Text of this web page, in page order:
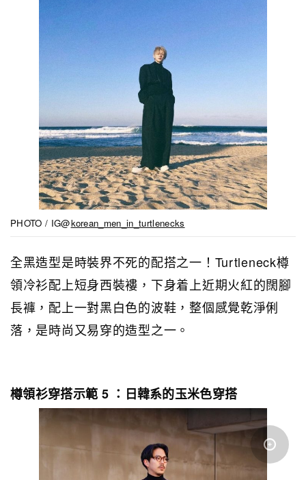
PHOTO / IG@korean_men_in_turtlenecks
全黑造型是時裝界不死的配搭之一！Turtleneck樽
領冷衫配上短身西裝褸，下身着上近期火紅的闊腳
長褲，配上一對黑白色的波鞋，整個感覺乾淨俐
落，是時尚又易穿的造型之一。
樽領衫穿搭示範 5 ：日韓系的玉米色穿搭